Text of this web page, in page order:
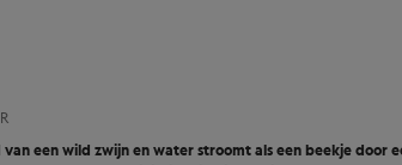
een wild zwijn en water stroomt als een beekje door